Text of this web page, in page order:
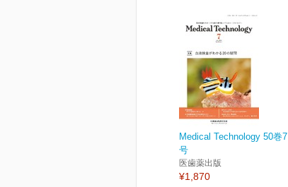
Medical Technology 50巻7
号
医歯薬出版
¥1,870